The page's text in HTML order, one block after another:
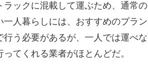
ックに混載して運ぶため、通常の
人暮らしには、おすすめのプラン
う必要があるが、一人では運べな
てくれる業者がほとんどだ。